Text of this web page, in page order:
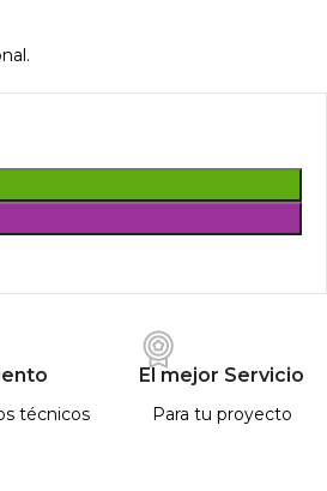
técnicos
El mejor Servicio
Para tu proyecto